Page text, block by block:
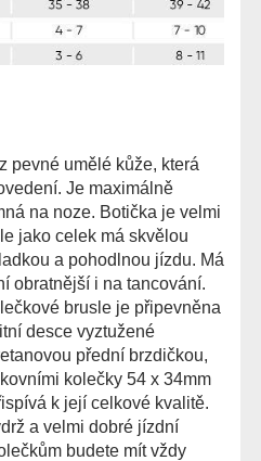
pevné umělé kůže, která
Je maximálně
na noze. Botička je velmi
jako celek má skvělou
a pohodlnou jízdu. Má
obratnější i na tancování.
brusle je připevněna
desce vyztužené
přední brzdičkou,
kolečky 54 x 34mm
k její celkové kvalitě.
a velmi dobré jízdní
budete mít vždy